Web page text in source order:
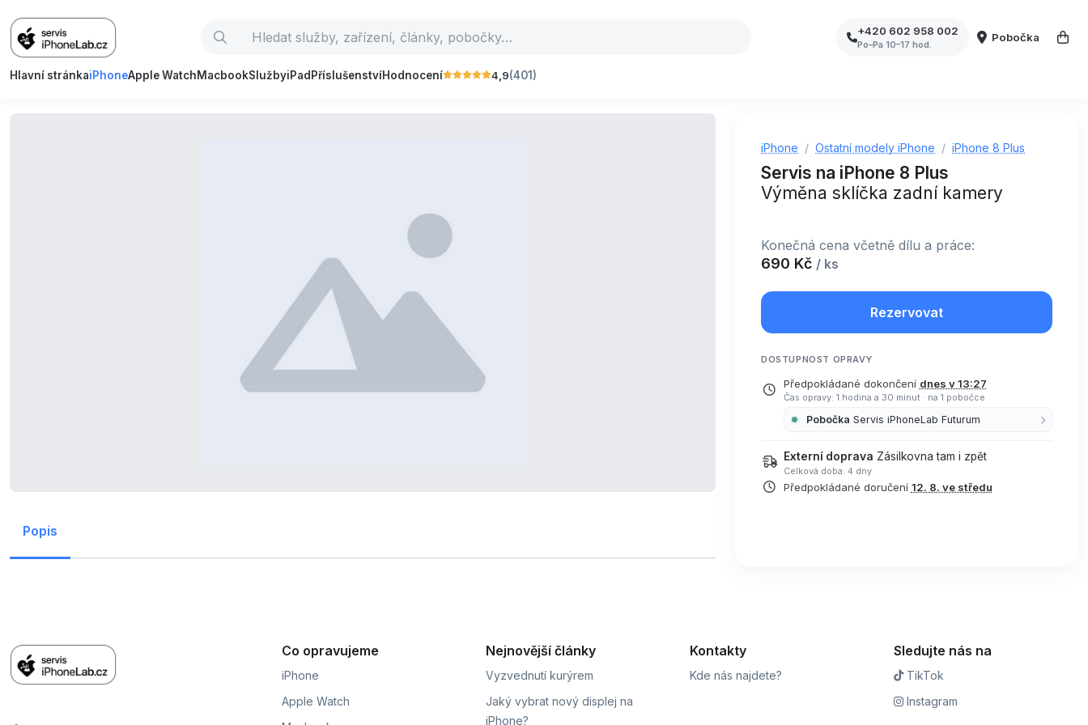
+420 602 958 002
Po–Pa 10–17 hod.
Pobočka
Hlavní stránkaiPhoneApple WatchMacbookSlužbyiPad PříslušenstvíHodnocení 4,9(401)
Popis
iPhone Ostatní modely iPhone iPhone 8 Plus
Servis na iPhone 8 Plus
Výměna sklíčka zadní kamery
Konečná cena včetně dílu a práce:
690 Kč / ks
Rezervovat
DOSTUPNOST OPRAVY
Předpokládané dokončení dnes v 13:27
Čas opravy: 1 hodina a 30 minut · na 1 pobočce
Pobočka Servis iPhoneLab Futurum
Externí doprava Zásilkovna tam i zpět
Celková doba: 4 dny
Předpokládané doručení 12. 8. ve středu
Co opravujeme
iPhone
Apple Watch
Nejnovější články
Vyzvednutí kurýrem
Jaký vybrat nový displej na
iPhone?
Kontakty
Kde nás najdete?
Sledujte nás na
TikTok
Instagram